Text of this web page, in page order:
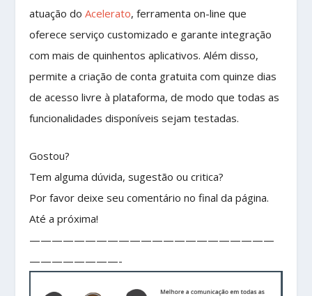
atuação doAcelerato, ferramenta on-line que
oferece serviço customizado e garante integração
com mais de quinhentos aplicativos. Além disso,
permite a criação de conta gratuita com quinze dias
de acesso livre à plataforma, de modo que todas as
funcionalidades disponíveis sejam testadas.
Gostou?
Tem alguma dúvida, sugestão ou critica?
Por favor deixe seu comentário no final da página.
Até a próxima!
——————————————————————
————————-